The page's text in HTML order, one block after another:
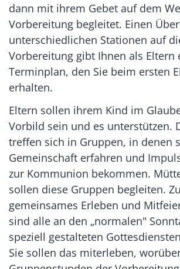
dann mit ihrem Gebet auf dem
Vorbereitung begleitet. Einen
unterschiedlichen Stationen auf
Vorbereitung gibt Ihnen als Eltern
Terminplan, den Sie beim ersten
erhalten.
Eltern sollen ihrem Kind im
Vorbild sein und es unterstützen.
treffen sich in Gruppen, in denen
Gemeinschaft erfahren und
zur Kommunion bekommen.
sollen diese Gruppen begleiten.
gemeinsames Erleben und
sind alle an den „normalen"
speziell gestalteten
Sie sollen das miterleben,